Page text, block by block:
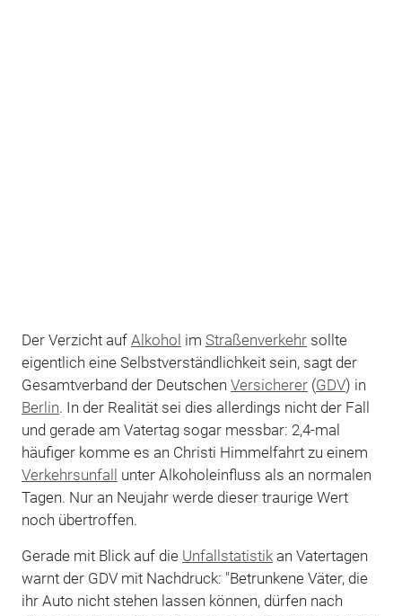
Der Verzicht auf Alkohol im Straßenverkehrsollte
eigentlich eine Selbstverständlichkeit sein, sagt der
Gesamtverband der Deutschen Versicherer(GDV) in
Berlin. In der Realität sei dies allerdings nicht der Fall
und gerade am Vatertag sogar messbar: 2,4-mal
häufiger komme es an Christi Himmelfahrt zu einem
Verkehrsunfall unter Alkoholeinfluss als an normalen
Tagen. Nur an Neujahr werde dieser traurige Wert
noch übertroffen.
Gerade mit Blick auf die Unfallstatistikan Vatertagen
warnt der GDV mit Nachdruck: "Betrunkene Väter, die
ihr Auto nicht stehen lassen können, dürfen nach